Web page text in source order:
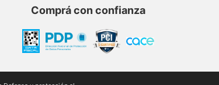
Comprá con confianza